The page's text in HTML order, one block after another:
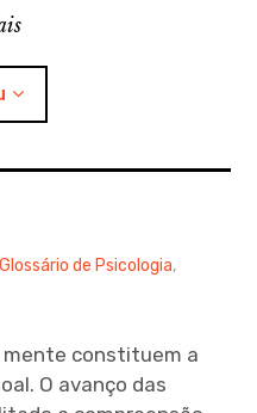
Glossário de Psicologia,
mente constituem a
O avanço das